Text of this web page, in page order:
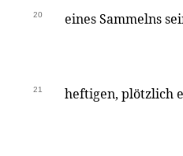
20 eines Sammelns
21 heftigen, plötzlich